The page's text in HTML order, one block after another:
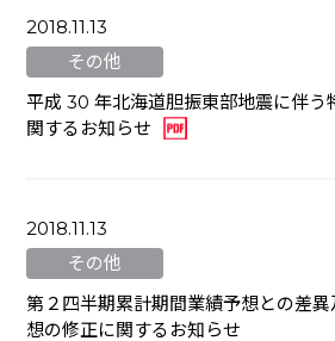
2018.11.13
その他
平成 30 年北海道胆振東部地震に伴う
関するお知らせ
2018.11.13
その他
第２四半期累計期間業績予想との差
想の修正に関するお知らせ